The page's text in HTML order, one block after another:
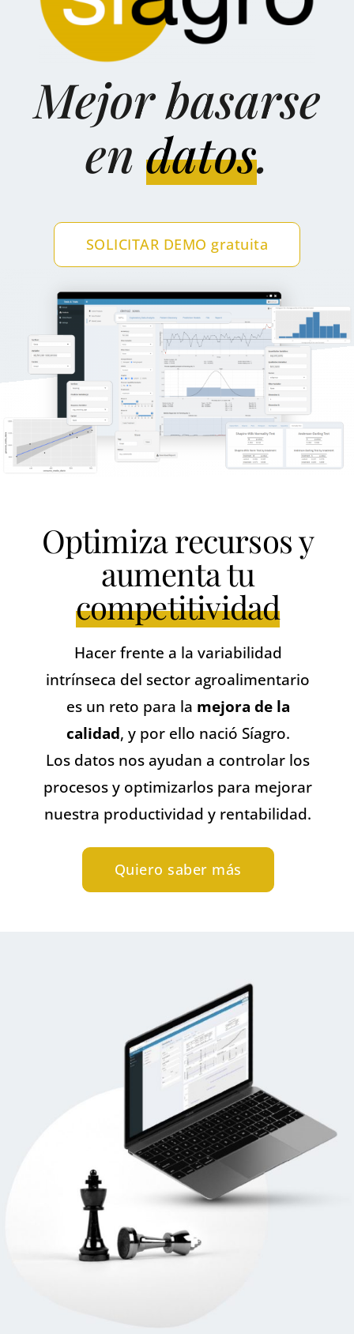
Mejor basarse
en datos.
SOLICITAR DEMO gratuita
Optimiza recursos y
aumenta tu
competitividad
Hacer frente a la variabilidad
intrínseca del sector agroalimentario
es un reto para la mejora de la
calidad, y por ello nació Síagro.
Los datos nos ayudan a controlar los
procesos y optimizarlos para mejorar
nuestra productividad y rentabilidad.
Quiero saber más